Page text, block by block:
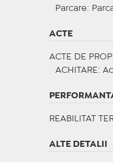
Parcare:
ACTE
ACTE DE
ACHITARE :
REABILITAT
ALTE DETALII